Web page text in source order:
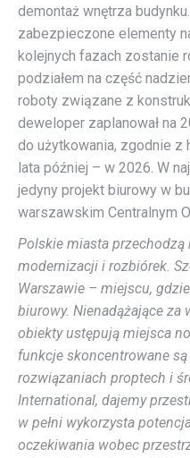
demontaż wnętrza
zabezpieczone elementy
kolejnych fazach zostanie
podziałem na część
roboty związane z
deweloper zaplanował na
do użytkowania, zgodnie z
lata później – w 2026. W
jedyny projekt biurowy w
warszawskim Centralnym
Polskie miasta
modernizacji i rozbiórek.
Warszawie – miejscu,
biurowy. Nienadążające za
obiekty ustępują miejsca
funkcje skoncentrowane
rozwiązaniach proptech i
International, dajemy
w pełni wykorzysta
oczekiwania wobec